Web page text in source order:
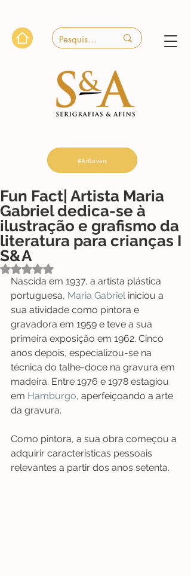
#ArtLovers
Fun Fact| Artista Maria
Gabriel dedica-se à
ilustração e grafismo da
literatura para crianças I
S&A
Avaliado com NaN de 5 estrelas.
Nascida em 1937, a artista plástica
portuguesa, Maria Gabriel iniciou a
sua atividade como pintora e
gravadora em 1959 e teve a sua
primeira exposição em 1962. Cinco
anos depois, especializou-se na
técnica do talhe-doce na gravura em
madeira. Entre 1976 e 1978 estagiou
em Hamburgo, aperfeiçoando a arte
da gravura.
Como pintora, a sua obra começou a
adquirir características pessoais
relevantes a partir dos anos setenta.